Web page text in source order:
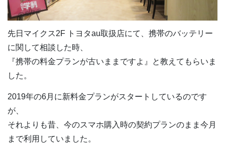
先日マイクス2F トヨタau取扱店にて、携帯のバッテリー
に関して相談した時、
『携帯の料金プランが古いままですよ』と教えてもらいま
した。
2019年の6月に新料金プランがスタートしているのです
が、
それよりも昔、今のスマホ購入時の契約プランのまま今月
まで利用していました。